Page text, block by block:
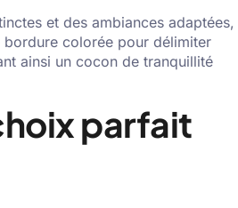
et des ambiances adaptées,
bordure colorée pour délimiter
ainsi un cocon de tranquillité
parfait